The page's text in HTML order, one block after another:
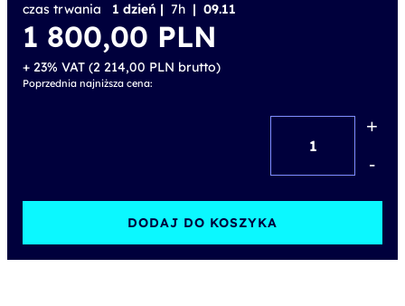
czas trwania
1 dzień | 7h | 09.11
1 800,00 PLN
+ 23% VAT (2 214,00 PLN brutto)
Poprzednia najniższa cena:
–
practical
+
-
DODAJ DO KOSZYKA